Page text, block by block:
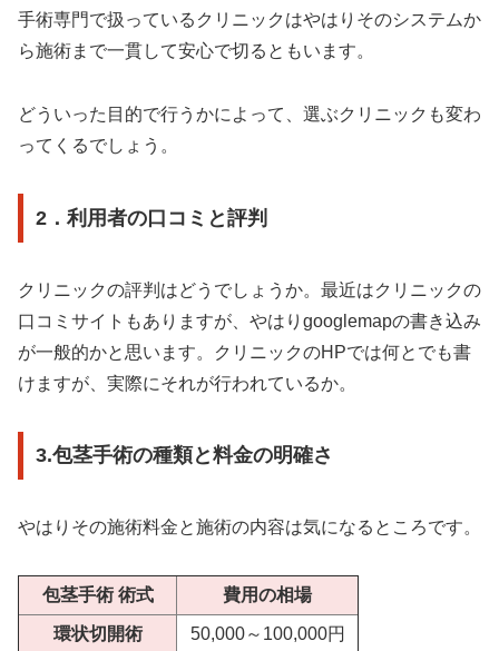
手術専門で扱っているクリニックはやはりそのシステムか
ら施術まで一貫して安心で切るともいます。
どういった目的で行うかによって、選ぶクリニックも変わ
ってくるでしょう。
2．利用者の口コミと評判
クリニックの評判はどうでしょうか。最近はクリニックの
口コミサイトもありますが、やはりgooglemapの書き込み
が一般的かと思います。クリニックのHPでは何とでも書
けますが、実際にそれが行われているか。
3.包茎手術の種類と料金の明確さ
やはりその施術料金と施術の内容は気になるところです。
包茎手術 術式 費用の相場
環状切開術 50,000～100,000円